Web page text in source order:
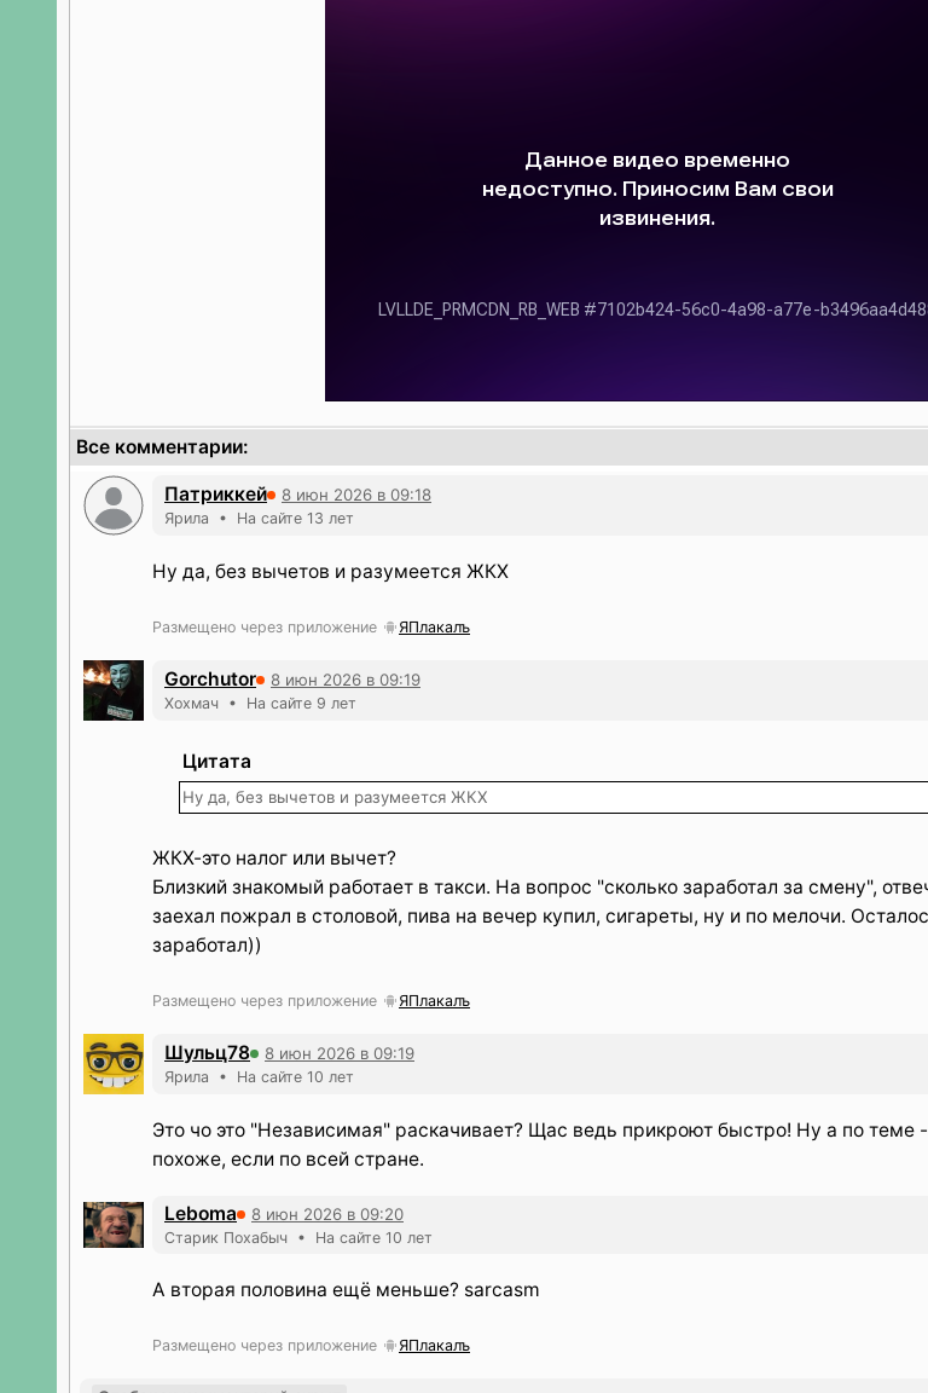
Все комментарии:
Патриккей 8 июн 2026 в 09:18
Ярила • На сайте 13 лет
Ну да, без вычетов и разумеется ЖКХ
Размещено через приложение ЯПлакалъ
Gorchutor 8 июн 2026 в 09:19
Хохмач • На сайте 9 лет
Цитата
Ну да, без вычетов и разумеется ЖКХ
ЖКХ-это налог или вычет?
Близкий знакомый работает в такси. На вопрос "сколько заработал за смену",
заехал пожрал в столовой, пива на вечер купил, сигареты, ну и по мелочи.
заработал))
Размещено через приложение ЯПлакалъ
Шульц78 8 июн 2026 в 09:19
Ярила • На сайте 10 лет
Это чо это "Независимая" раскачивает? Щас ведь прикроют быстро! Ну а по теме
похоже, если по всей стране.
Leboma 8 июн 2026 в 09:20
Старик Похабыч • На сайте 10 лет
А вторая половина ещё меньше? sarcasm
Размещено через приложение ЯПлакалъ